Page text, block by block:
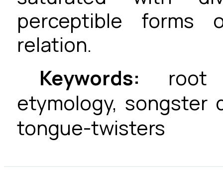
perceptible forms
relation.
Keywords: root
etymology, songster
tongue-twisters